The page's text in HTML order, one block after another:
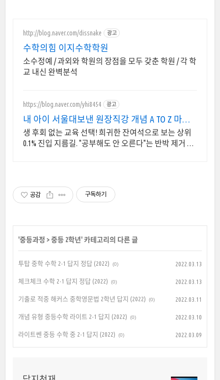
http://blog.naver.com/dissnake 광고
수학의힘 이지수학학원
소수정예 / 과외와 학원의 장점을 모두 갖춘 학원 / 각 학
교 내신 완벽분석
https://blog.naver.com/yhi8454 광고
내 아이 서울대보낸 원장직강 개념 A TO Z 마스
터비법
생 후회 없는 교육 선택! 희귀한 잔여석으로 보는 상위
0.1% 진입 지름길. "공부해도 안 오른다"는 반박 제거 종
공감 구독하기
'중등과정 >중등 2학년' 카테고리의 다른 글
투탑 중학 수학 2-1 답지 정답 (2022) (0) 2022.03.13
체크체크 수학 2-1 답지 정답 (2022) (0) 2022.03.13
기출로 적중 해커스 중학영문법 2학년 답지 (2022) (0) 2022.03.11
개념 유형 중등수학 라이트 2-1 답지 (2022) (0) 2022.03.10
라이트쎈 중등 수학 중 2-1 답지 (2022) (0) 2022.03.09